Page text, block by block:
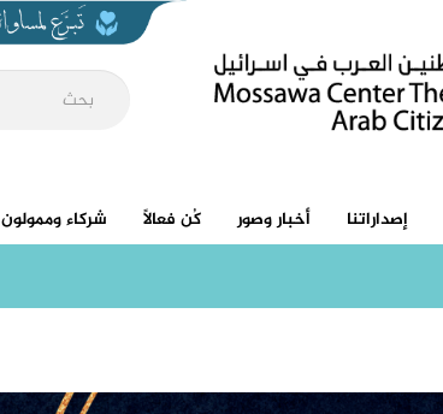
إصداراتنا أخبار وصور كُن فعالاً شركاء وممولون